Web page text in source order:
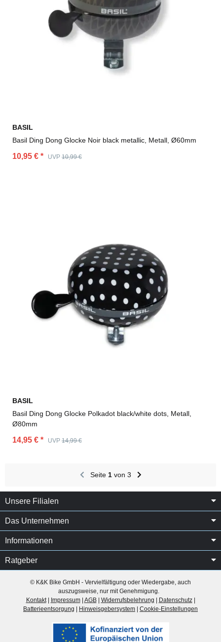
BASIL
Basil Ding Dong Glocke Noir black metallic, Metall, Ø60mm
10,95 € * UVP 10,99 €
BASIL
Basil Ding Dong Glocke Polkadot black/white dots, Metall,
Ø80mm
14,95 € * UVP 14,99 €
Seite 1von 3
Unsere Filialen
Das Unternehmen
Informationen
Ratgeber
© K&K Bike GmbH - Vervielfältigung oder Wiedergabe, auch
auszugsweise, nur mit Genehmigung.
Kontakt| Impressum| AGB| Widerrufsbelehrung Datenschutz|
Batterieentsorgung
Hinweisgebersystem Cookie-Einstellungen